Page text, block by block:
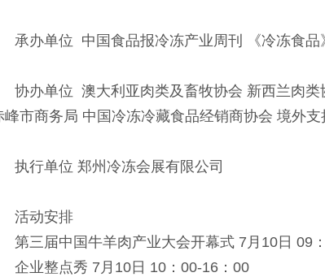
办单位 中国食品报冷冻产业周刊 《冷冻食品
办单位 澳大利亚肉类及畜牧协会 新西兰肉类
峰市商务局 中国冷冻冷藏食品经销商协会 境外
行单位 郑州冷冻会展有限公司
动安排
三届中国牛羊肉产业大会开幕式 7月10日 09
业整点秀 7月10日 10：00-16：00